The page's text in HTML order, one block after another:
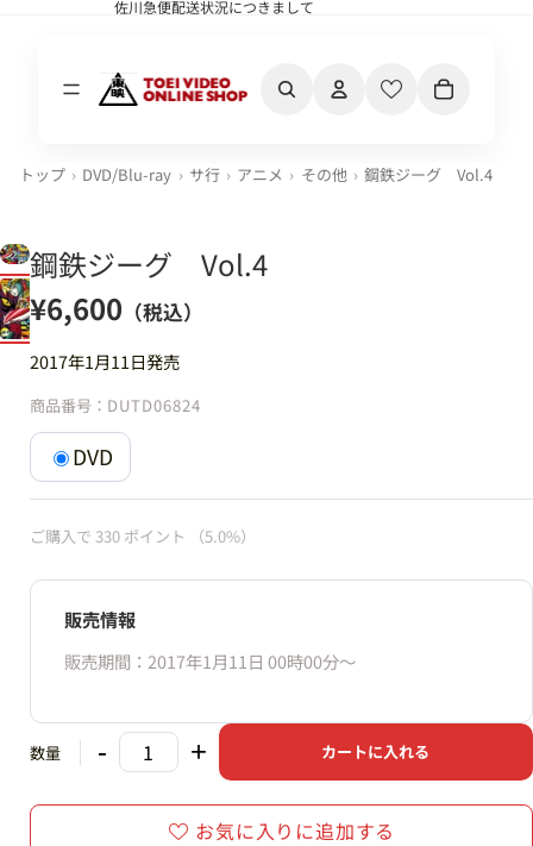
佐川急便配送状況につきまして
佐川急便配送状況につきまして
トップ DVD/Blu-ray サ行 アニメ その他 鋼鉄ジーグ Vol.4
鋼鉄ジーグ Vol.4
¥6,600 （税込）
2017年1月11日発売
商品番号： DUTD06824
DVD
ご購入で 330 ポイント （5.0%）
販売情報
販売期間：2017年1月11日 00時00分〜
数量 - + カートに入れる
お気に入りに追加する